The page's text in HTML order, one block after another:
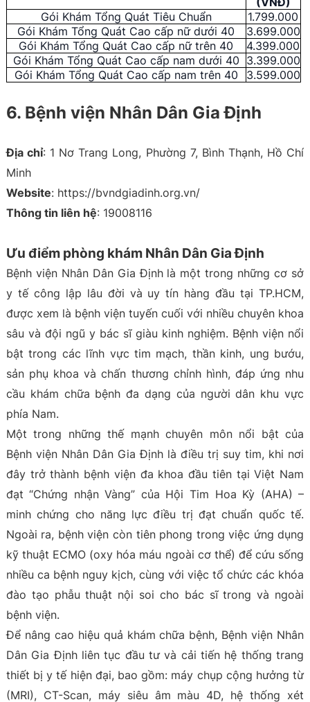
Gói Khám Tổng Quát Tiêu Chuẩn
1.799.000
Gói Khám Tổng Quát Cao cấp nữ dưới 40
3.699.000
Gói Khám Tổng Quát Cao cấp nữ trên 40
4.399.000
Gói Khám Tổng Quát Cao cấp nam dưới 40 3.399.000
Gói Khám Tổng Quát Cao cấp nam trên 40
3.599.000
6. Bệnh viện Nhân Dân Gia Định
Địa chỉ: 1 Nơ Trang Long, Phường 7, Bình Thạnh, Hồ Chí
Minh
Website: https://bvndgiadinh.org.vn/
Thông tin liên hệ: 19008116
Ưu điểm phòng khám Nhân Dân Gia Định
Bệnh viện Nhân Dân Gia Định là một trong những cơ sở
y tế công lập lâu đời và uy tín hàng đầu tại TP.HCM,
được xem là bệnh viện tuyến cuối với nhiều chuyên khoa
sâu và đội ngũ y bác sĩ giàu kinh nghiệm. Bệnh viện nổi
bật trong các lĩnh vực tim mạch, thần kinh, ung bướu,
sản phụ khoa và chấn thương chỉnh hình, đáp ứng nhu
cầu khám chữa bệnh đa dạng của người dân khu vực
phía Nam.
Một trong những thế mạnh chuyên môn nổi bật của
Bệnh viện Nhân Dân Gia Định là điều trị suy tim, khi nơi
đây trở thành bệnh viện đa khoa đầu tiên tại Việt Nam
đạt “Chứng nhận Vàng” của Hội Tim Hoa Kỳ (AHA) –
minh chứng cho năng lực điều trị đạt chuẩn quốc tế.
Ngoài ra, bệnh viện còn tiên phong trong việc ứng dụng
kỹ thuật ECMO (oxy hóa máu ngoài cơ thể) để cứu sống
nhiều ca bệnh nguy kịch, cùng với việc tổ chức các khóa
đào tạo phẫu thuật nội soi cho bác sĩ trong và ngoài
bệnh viện.
Để nâng cao hiệu quả khám chữa bệnh, Bệnh viện Nhân
Dân Gia Định liên tục đầu tư và cải tiến hệ thống trang
thiết bị y tế hiện đại, bao gồm: máy chụp cộng hưởng từ
(MRI), CT-Scan, máy siêu âm màu 4D, hệ thống xét